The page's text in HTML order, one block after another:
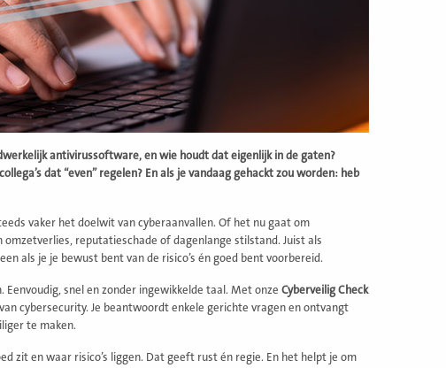
antivirussoftware, en wie houdt dat eigenlijk in de gaten?
dat “even” regelen? En als je vandaag gehackt zou worden: heb
vaker het doelwit van cyberaanvallen. Of het nu gaat om
reputatieschade of dagenlange stilstand. Juist als
als je je bewust bent van de risico’s én goed bent voorbereid.
Eenvoudig, snel en zonder ingewikkelde taal. Met onze Cyberveilig Check
cybersecurity. Je beantwoordt enkele gerichte vragen en ontvangt
te maken.
zit en waar risico’s liggen. Dat geeft rust én regie. En het helpt je om